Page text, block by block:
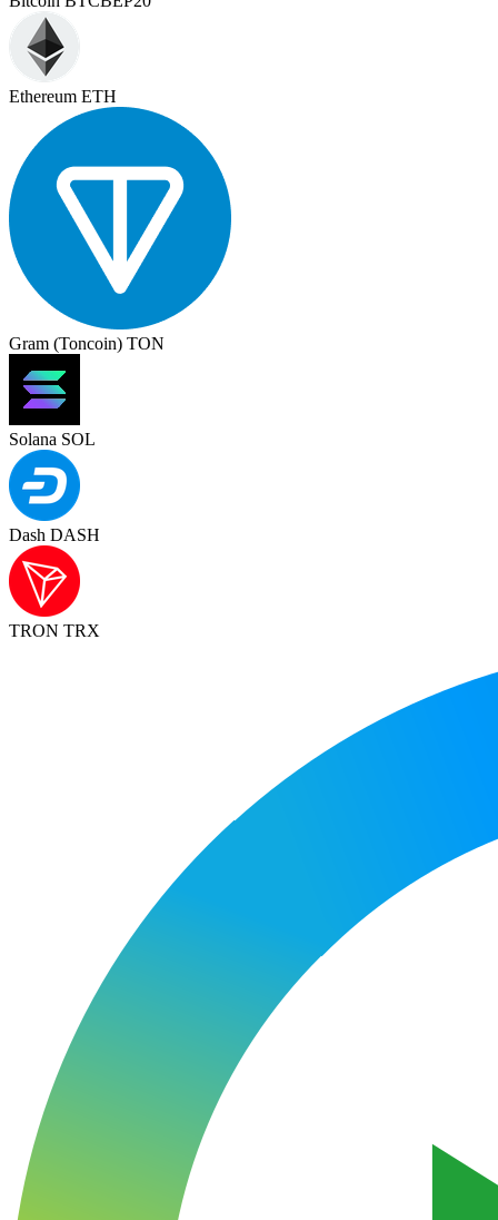
Ethereum ETH
Gram (Toncoin) TON
Solana SOL
Dash DASH
TRON TRX